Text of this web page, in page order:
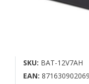
SKU: BAT-12V7AH
EAN: